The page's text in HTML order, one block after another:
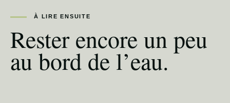
À LIRE ENSUITE
Rester encore un peu
au bord de l’eau.